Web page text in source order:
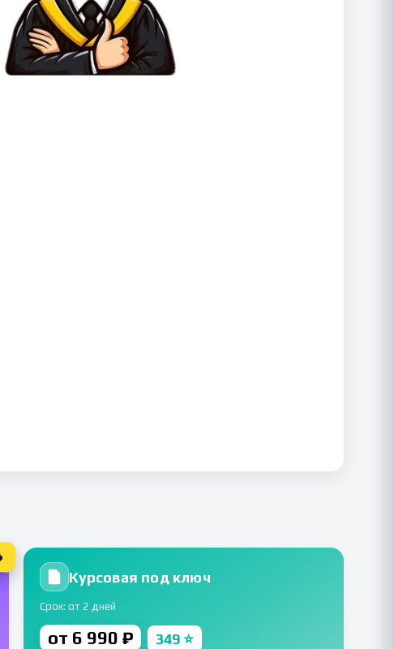
Курсовая под ключ
Срок: от 2 дней
от 6 990 ₽ 349 ⭐